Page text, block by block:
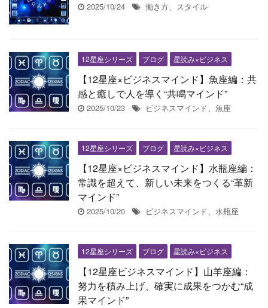
2025/10/24 働き方、スタイル
12星座シリーズ ブログ 星読み×ビジネス
【12星座×ビジネスマインド】魚座編：共
感と癒しで人を導く“共鳴マインド”
2025/10/23 ビジネスマインド、魚座
12星座シリーズ ブログ 星読み×ビジネス
【12星座×ビジネスマインド】水瓶座編：
常識を超えて、新しい未来をつくる“革新
マインド”
2025/10/20 ビジネスマインド、水瓶座
12星座シリーズ ブログ 星読み×ビジネス
【12星座ビジネスマインド】山羊座編：
努力を積み上げ、確実に成果をつかむ“成
果マインド”